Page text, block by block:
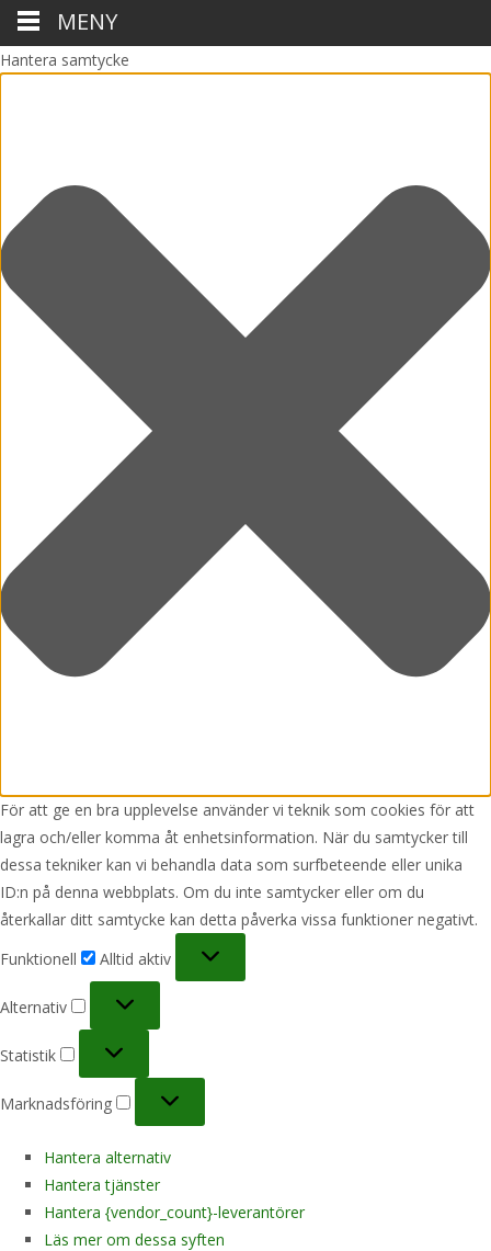
Hantera samtycke
För att ge en bra upplevelse använder vi teknik som cookies för att
lagra och/eller komma åt enhetsinformation. När du samtycker till
dessa tekniker kan vi behandla data som surfbeteende eller unika
ID:n på denna webbplats. Om du inte samtycker eller om du
återkallar ditt samtycke kan detta påverka vissa funktioner negativt.
Funktionell
Alltid aktiv
Alternativ
Statistik
Marknadsföring
Hantera alternativ
Hantera tjänster
Hantera {vendor_count}-leverantörer
Läs mer om dessa syften
MENY